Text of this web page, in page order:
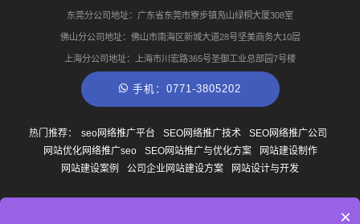
东莞分公司地址：广东省东莞市寮步镇凫山绿桐大厦308室
佛山分公司地址：佛山市南海区新城大道28号坚美商务大10层
上海分公司地址：上海市川宏路365号圣御工业总部园7号楼
手机：0771-3805202
热门推荐： seo网络推广平台 SEO网络推广技术
SEO网络推广公司
网站优化网络推广seo
SEO网站推广与优化方案
网站建设制作
网站建设案例
公司企业网站建设方案 网站设计与开发
×